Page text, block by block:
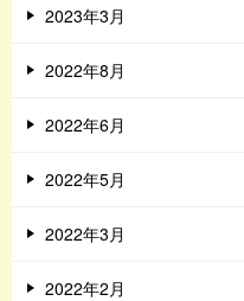
2023年3月
2022年8月
2022年6月
2022年5月
2022年3月
2022年2月